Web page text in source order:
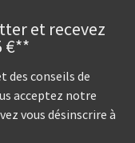
et recevez
€**
des conseils de
acceptez notre
vous désinscrire à